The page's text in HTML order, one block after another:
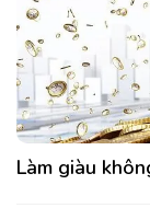
Làm giàu